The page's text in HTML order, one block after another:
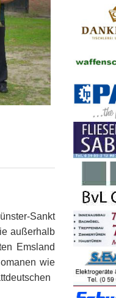
Sankt
außerhalb
Emsland
wie